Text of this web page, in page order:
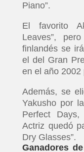
Piano”.
El favorito
Leaves”,
finlandés se
el del Gran
en el año 2002
Además, se
Yakusho por
Perfect
Actriz quedó
Dry Glasses”.
Ganadores